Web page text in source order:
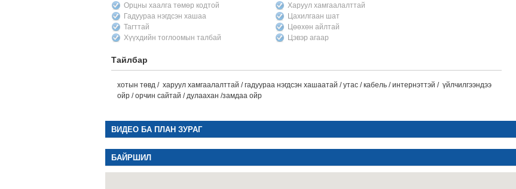
Орцны хаалга төмөр кодтой
Харуул хамгаалалттай
Гадуураа нэгдсэн хашаа
Цахилгаан шат
Тагттай
Цөөхөн айлтай
Хүүхдийн тоглоомын талбай
Цэвэр агаар
Тайлбар
хотын төвд / харуул хамгаалалттай / гадуураа нэгдсэн хашаатай / утас / кабель / интернэттэй / үйлчилгээндээ
ойр / орчин сайтай / дулаахан /замдаа ойр
ВИДЕО БА ПЛАН ЗУРАГ
БАЙРШИЛ